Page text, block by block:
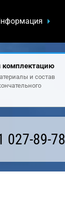
комплектацию
и состав
027-89-78